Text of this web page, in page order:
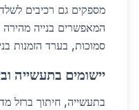
מספקים גם רכיבים
סמוכות, בערד הזמנות
יישומים בתעשייה
בתעשייה, חיתוך ברזל